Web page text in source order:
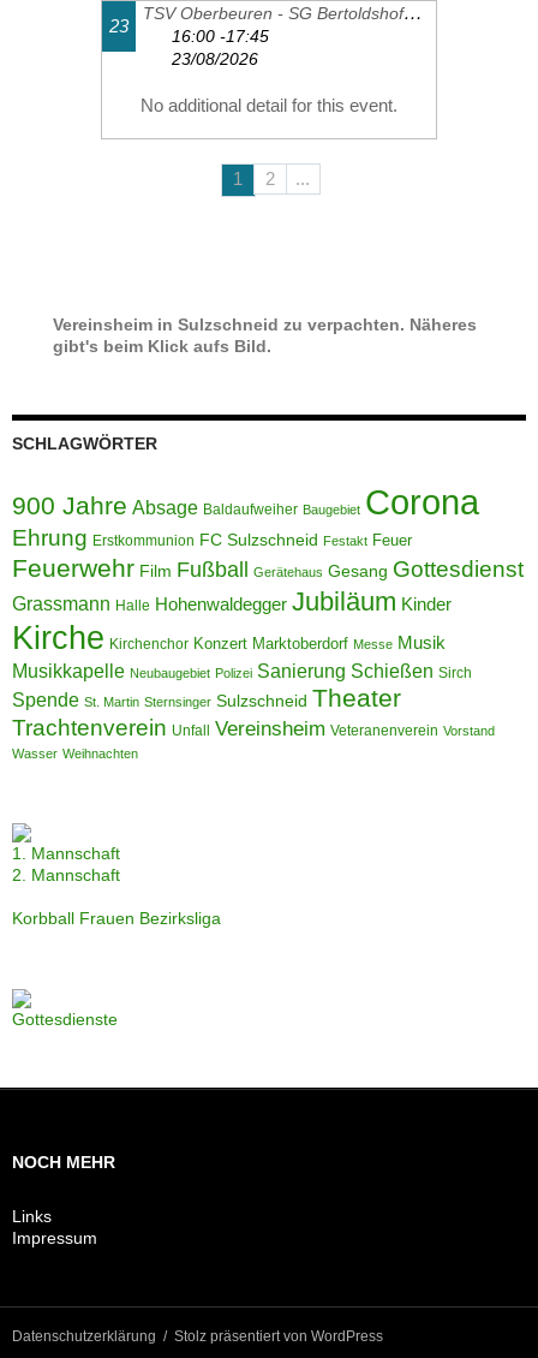
23
TSV Oberbeuren - SG Bertoldshofen-Sulzschneid 1
16:00 -17:45
23/08/2026
No additional detail for this event.
1 2 ...
Vereinsheim in Sulzschneid zu verpachten. Näheres
gibt's beim Klick aufs Bild.
SCHLAGWÖRTER
900 Jahre Absage Baldaufweiher Baugebiet Corona
Ehrung Erstkommunion FC Sulzschneid Festakt Feuer
Feuerwehr Film Fußball Gerätehaus Gesang Gottesdienst
Grassmann Halle Hohenwaldegger Jubiläum Kinder
Kirche Kirchenchor Konzert Marktoberdorf Messe Musik
Musikkapelle Neubaugebiet Polizei Sanierung Schießen Sirch
Spende St. Martin Sternsinger Sulzschneid Theater
Trachtenverein Unfall Vereinsheim Veteranenverein Vorstand
Wasser Weihnachten
1. Mannschaft
2. Mannschaft
Korbball Frauen Bezirksliga
Gottesdienste
NOCH MEHR
Links
Impressum
Datenschutzerklärung Stolz präsentiert von WordPress